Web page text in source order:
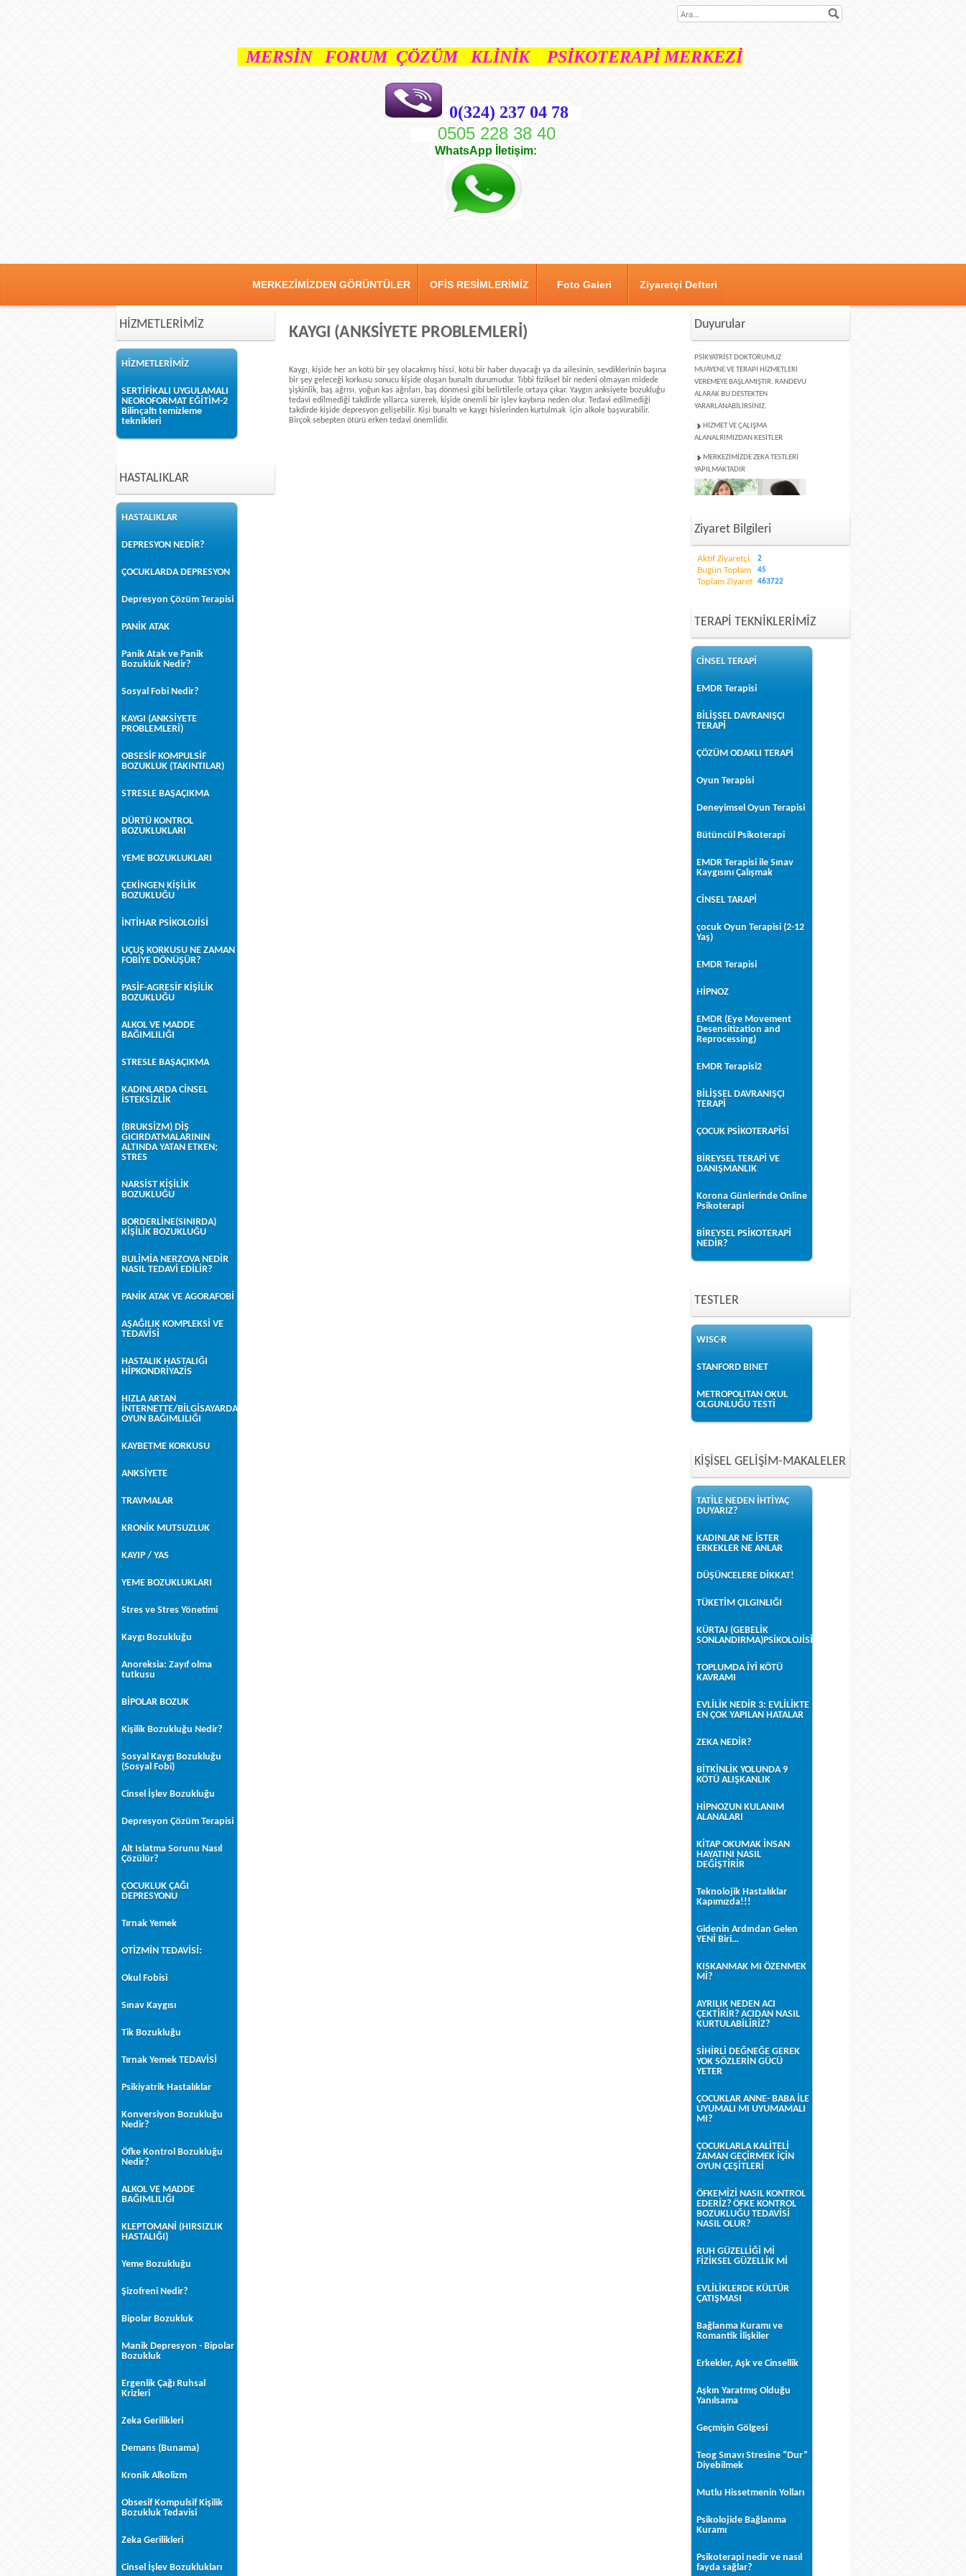
MERSİN FORUM ÇÖZÜM KLİNİK PSİKOTERAPİ MERKEZİ
0(324) 237 04 78
0505 228 38 40
WhatsApp İletişim:
MERKEZİMİZDEN GÖRÜNTÜLER OFİS RESİMLERİMİZ Foto Galeri Ziyaretçi Defteri
HİZMETLERİMİZ
HİZMETLERİMİZ
SERTİFİKALI UYGULAMALI
NEOROFORMAT EĞİTİM-2
Bilinçaltı temizleme
teknikleri
HASTALIKLAR
HASTALIKLAR
DEPRESYON NEDİR?
ÇOCUKLARDA DEPRESYON
Depresyon Çözüm Terapisi
PANİK ATAK
Panik Atak ve Panik
Bozukluk Nedir?
Sosyal Fobi Nedir?
KAYGI (ANKSİYETE
PROBLEMLERİ)
OBSESİF KOMPULSİF
BOZUKLUK (TAKINTILAR)
STRESLE BAŞAÇIKMA
DÜRTÜ KONTROL
BOZUKLUKLARI
YEME BOZUKLUKLARI
ÇEKİNGEN KİŞİLİK
BOZUKLUĞU
İNTİHAR PSİKOLOJİSİ
UÇUŞ KORKUSU NE ZAMAN
FOBİYE DÖNÜŞÜR?
PASİF-AGRESİF KİŞİLİK
BOZUKLUĞU
ALKOL VE MADDE
BAĞIMLILIĞI
STRESLE BAŞAÇIKMA
KADINLARDA CİNSEL
İSTEKSİZLİK
(BRUKSİZM) DİŞ
GICIRDATMALARININ
ALTINDA YATAN ETKEN;
STRES
NARSİST KİŞİLİK
BOZUKLUĞU
BORDERLİNE(SINIRDA)
KİŞİLİK BOZUKLUĞU
BULİMİA NERZOVA NEDİR
NASIL TEDAVİ EDİLİR?
PANİK ATAK VE AGORAFOBİ
AŞAĞILIK KOMPLEKSİ VE
TEDAVİSİ
HASTALIK HASTALIĞI
HİPKONDRİYAZİS
HIZLA ARTAN
İNTERNETTE/BİLGİSAYARDA
OYUN BAĞIMLILIĞI
KAYBETME KORKUSU
ANKSİYETE
TRAVMALAR
KRONİK MUTSUZLUK
KAYIP / YAS
YEME BOZUKLUKLARI
Stres ve Stres Yönetimi
Kaygı Bozukluğu
Anoreksia: Zayıf olma
tutkusu
BİPOLAR BOZUK
Kişilik Bozukluğu Nedir?
Sosyal Kaygı Bozukluğu
(Sosyal Fobi)
Cinsel İşlev Bozukluğu
Depresyon Çözüm Terapisi
Alt Islatma Sorunu Nasıl
Çözülür?
ÇOCUKLUK ÇAĞI
DEPRESYONU
Tırnak Yemek
OTİZMİN TEDAVİSİ:
Okul Fobisi
Sınav Kaygısı
Tik Bozukluğu
Tırnak Yemek TEDAVİSİ
Psikiyatrik Hastalıklar
Konversiyon Bozukluğu
Nedir?
Öfke Kontrol Bozukluğu
Nedir?
ALKOL VE MADDE
BAĞIMLILIĞI
KLEPTOMANİ (HIRSIZLIK
HASTALIĞI)
Yeme Bozukluğu
Şizofreni Nedir?
Bipolar Bozukluk
Manik Depresyon - Bipolar
Bozukluk
Ergenlik Çağı Ruhsal
Krizleri
Zeka Gerilikleri
Demans (Bunama)
Kronik Alkolizm
Obsesif Kompulsif Kişilik
Bozukluk Tedavisi
Zeka Gerilikleri
Cinsel İşlev Bozuklukları
KAYGI (ANKSİYETE PROBLEMLERİ)
Kaygı, kişide her an kötü bir şey olacakmış hissi, kötü bir haber duyacağı ya da ailesinin, sevdiklerinin başına
bir şey geleceği korkusu sonucu kişide oluşan bunaltı durumudur. Tıbbi fiziksel bir nedeni olmayan midede
şişkinlik, baş ağrısı, yoğun kas ağrıları, baş dönmesi gibi belirtilerle ortaya çıkar. Yaygın anksiyete bozukluğu
tedavi edilmediği takdirde yıllarca sürerek, kişide önemli bir işlev kaybına neden olur. Tedavi edilmediği
takdirde kişide depresyon gelişebilir. Kişi bunaltı ve kaygı hislerinden kurtulmak için alkole başvurabilir.
Birçok sebepten ötürü erken tedavi önemlidir.
Duyurular
MUAYENE VE TERAPİ HİZMETLERİ
VEREMEYE BAŞLAMIŞTIR. RANDEVU
ALARAK BU DESTEKTEN
YARARLANABİLİRSİNİZ.
ALANALRIMIZDAN KESİTLER
YAPILMAKTADIR
FORUM ÇÖZÜM KLİNİK
PSİKOTERAPİ DANIŞMANLIK MERKEZİ
HİZMET VERMEYE BAŞLAMIŞTIR.
Ziyaret Bilgileri
Aktif Ziyaretçi 2
Bugün Toplam 45
Toplam Ziyaret 463722
TERAPİ TEKNİKLERİMİZ
CİNSEL TERAPİ
EMDR Terapisi
BİLİŞSEL DAVRANIŞÇI
TERAPİ
ÇÖZÜM ODAKLI TERAPİ
Oyun Terapisi
Deneyimsel Oyun Terapisi
Bütüncül Psikoterapi
EMDR Terapisi ile Sınav
Kaygısını Çalışmak
CİNSEL TARAPİ
çocuk Oyun Terapisi (2-12
Yaş)
EMDR Terapisi
HİPNOZ
EMDR (Eye Movement
Desensitization and
Reprocessing)
EMDR Terapisi2
BİLİŞSEL DAVRANIŞÇI
TERAPİ
ÇOCUK PSİKOTERAPİSİ
BİREYSEL TERAPİ VE
DANIŞMANLIK
Korona Günlerinde Online
Psikoterapi
BİREYSEL PSİKOTERAPİ
NEDİR?
TESTLER
WISC-R
STANFORD BINET
METROPOLITAN OKUL
OLGUNLUĞU TESTİ
KİŞİSEL GELİŞİM-MAKALELER
TATİLE NEDEN İHTİYAÇ
DUYARIZ?
KADINLAR NE İSTER
ERKEKLER NE ANLAR
DÜŞÜNCELERE DİKKAT!
TÜKETİM ÇILGINLIĞI
KÜRTAJ (GEBELİK
SONLANDIRMA)PSİKOLOJİSİ
TOPLUMDA İYİ KÖTÜ
KAVRAMI
EVLİLİK NEDİR 3: EVLİLİKTE
EN ÇOK YAPILAN HATALAR
ZEKA NEDİR?
BİTKİNLİK YOLUNDA 9
KÖTÜ ALIŞKANLIK
HİPNOZUN KULANIM
ALANALARI
KİTAP OKUMAK İNSAN
HAYATINI NASIL
DEĞİŞTİRİR
Teknolojik Hastalıklar
Kapımızda!!!
Gidenin Ardından Gelen
YENİ Biri…
KISKANMAK MI ÖZENMEK
Mİ?
AYRILIK NEDEN ACI
ÇEKTİRİR? ACIDAN NASIL
KURTULABİLİRİZ?
SİHİRLİ DEĞNEĞE GEREK
YOK SÖZLERİN GÜCÜ
YETER
ÇOCUKLAR ANNE- BABA İLE
UYUMALI MI UYUMAMALI
MI?
ÇOCUKLARLA KALİTELİ
ZAMAN GEÇİRMEK İÇİN
OYUN ÇEŞİTLERİ
ÖFKEMİZİ NASIL KONTROL
EDERİZ? ÖFKE KONTROL
BOZUKLUĞU TEDAVİSİ
NASIL OLUR?
RUH GÜZELLİĞİ Mİ
FİZİKSEL GÜZELLİK Mİ
EVLİLİKLERDE KÜLTÜR
ÇATIŞMASI
Bağlanma Kuramı ve
Romantik İlişkiler
Erkekler, Aşk ve Cinsellik
Aşkın Yaratmış Olduğu
Yanılsama
Geçmişin Gölgesi
Teog Sınavı Stresine “Dur”
Diyebilmek
Mutlu Hissetmenin Yolları
Psikolojide Bağlanma
Kuramı
Psikoterapi nedir ve nasıl
fayda sağlar?